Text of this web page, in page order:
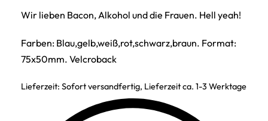
Wir lieben Bacon, Alkohol und die Frauen. Hell yeah!
Farben: Blau,gelb,weiß,rot,schwarz,braun. Format:
75x50mm. Velcroback
Lieferzeit: Sofort versandfertig, Lieferzeit ca. 1-3 Werktage